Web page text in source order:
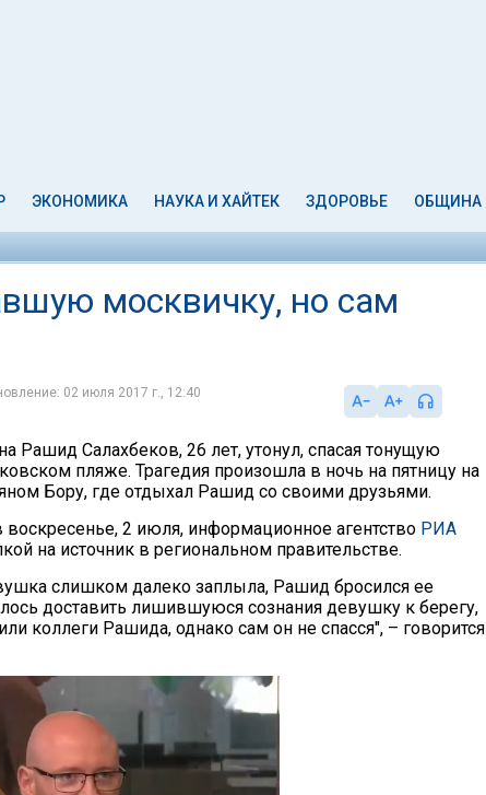
ЭКОНОМИКА НАУКА И ХАЙТЕК ЗДОРОВЬЕ ОБЩИНА
москвичку, но сам
02 июля 2017 г., 12:40
Рашид Салахбеков, 26 лет, утонул, спасая тонущую
пляже. Трагедия произошла в ночь на пятницу на
Бору, где отдыхал Рашид со своими друзьями.
2 июля, информационное агентство РИА
на источник в региональном правительстве.
слишком далеко заплыла, Рашид бросился ее
доставить лишившуюся сознания девушку к берегу,
коллеги Рашида, однако сам он не спасся", – говорится